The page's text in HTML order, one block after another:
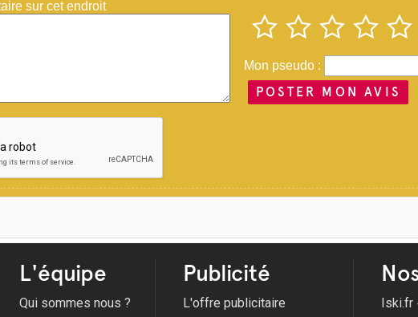
sur cet endroit
Mon pseudo :
POSTER MON AVIS
L'équipe
Qui sommes nous ?
Publicité
L'offre publicitaire Iski.fr